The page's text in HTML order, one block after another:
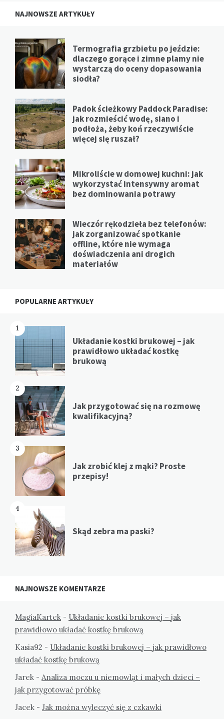
NAJNOWSZE ARTYKUŁY
Termografia grzbietu po jeździe:
dlaczego gorące i zimne plamy nie
wystarczą do oceny dopasowania
siodła?
Padok ścieżkowy Paddock Paradise:
jak rozmieścić wodę, siano i
podłoża, żeby koń rzeczywiście
więcej się ruszał?
Mikroliście w domowej kuchni: jak
wykorzystać intensywny aromat
bez dominowania potrawy
Wieczór rękodzieła bez telefonów:
jak zorganizować spotkanie
offline, które nie wymaga
doświadczenia ani drogich
materiałów
POPULARNE ARTYKUŁY
1
Układanie kostki brukowej – jak
prawidłowo układać kostkę
brukową
2
Jak przygotować się na rozmowę
kwalifikacyjną?
3
Jak zrobić klej z mąki? Proste
przepisy!
4
Skąd zebra ma paski?
NAJNOWSZE KOMENTARZE
MagiaKartek - Układanie kostki brukowej – jak
prawidłowo układać kostkę brukową
Kasia92 - Układanie kostki brukowej – jak prawidłowo
układać kostkę brukową
Jarek - Analiza moczu u niemowląt i małych dzieci –
jak przygotować próbkę
Jacek - Jak można wyleczyć się z czkawki